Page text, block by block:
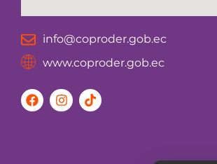
info@coproder.gob.ec
www.coproder.gob.ec
F
a
I
n
T
i